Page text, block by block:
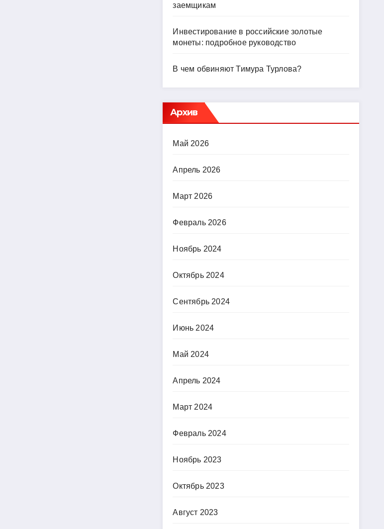
заемщикам
Инвестирование в российские золотые
монеты: подробное руководство
В чем обвиняют Тимура Турлова?
Архив
Май 2026
Апрель 2026
Март 2026
Февраль 2026
Ноябрь 2024
Октябрь 2024
Сентябрь 2024
Июнь 2024
Май 2024
Апрель 2024
Март 2024
Февраль 2024
Ноябрь 2023
Октябрь 2023
Август 2023